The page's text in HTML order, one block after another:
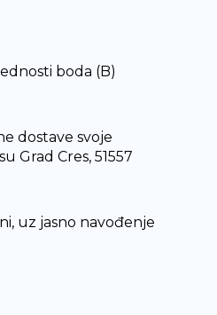
boda (B)
dostave svoje
Grad Cres, 51557
uz jasno navođenje